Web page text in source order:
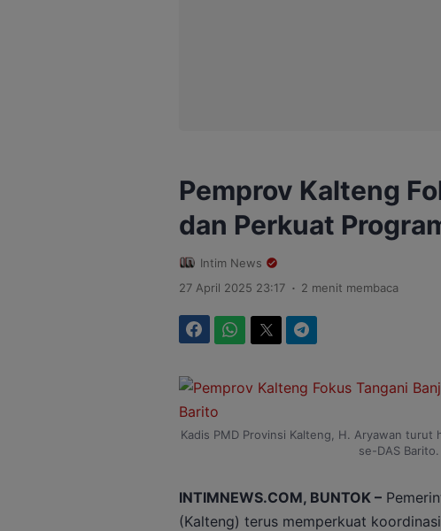
Pemprov Kalteng
dan Perkuat
Intim News
27 April 2025 23:17 . 2 menit membaca
Kadis PMD Provinsi Kalteng, H. Aryawan
se-DAS
INTIMNEWS.COM, BUNTOK –
(Kalteng) terus memperkuat